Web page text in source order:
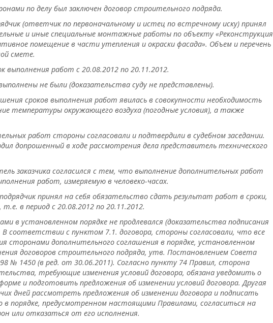
по делу был заключен договор строительного подряда.
(ответчик по первоначальному и истец по встречному иску) принял
и иные специальные монтажные работы по объекту «Реконструкция
помещение в части утепления и окраски фасада». Объем и перечень
смете.
выполнения работ с 20.08.2012 по 20.11.2012.
не были (доказательства суду не представлены).
сроков выполнения работ явилась в совокупности необходимость
температуры окружающего воздуха (погодные условия), а также
работ стороны согласовали и подтвердили в судебном заседании.
допрошенный в ходе рассмотрения дела представитель технического
заказчика согласился с тем, что выполнение дополнительных работ
работ, измеряемую в человеко-часах.
принял на себя обязательство сдать результат работ в сроки,
в период с 20.08.2012 по 20.11.2012.
в установленном порядке не продлевался (доказательства подписания
соответствии с пунктом 7.1. договора, стороны согласовали, что все
сторонами дополнительного соглашения в порядке, установленном
договоров строительного подряда, утв. Постановлением Совета
№ 1450 (в ред. от 30.06.2011). Согласно пункту 74 Правил, сторона
требующие изменения условий договора, обязана уведомить о
и подготовить предложения об изменении условий договора. Другая
дней рассмотреть предложения об изменении договора и подписать
в порядке, предусмотренном настоящими Правилами, согласиться на
или отказаться от его исполнения.